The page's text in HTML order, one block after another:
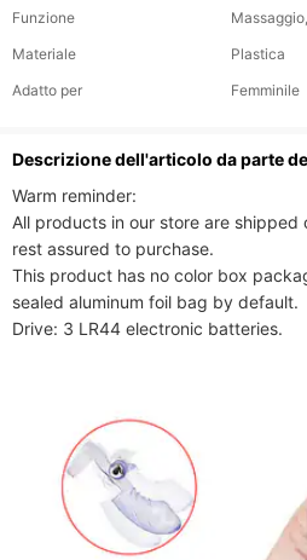
Funzione
Materiale
Plastica
Adatto per
Femminile
Descrizione dell'articolo da parte
Warm reminder:
All products in our store are shipped
rest assured to purchase.
This product has no color box
sealed aluminum foil bag by default.
Drive: 3 LR44 electronic batteries.